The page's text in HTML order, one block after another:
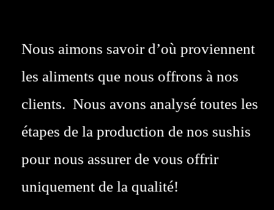
Nous aimons savoir d’où proviennent
les aliments que nous offrons à nos
clients. Nous avons analysé toutes les
étapes de la production de nos sushis
pour nous assurer de vous offrir
uniquement de la qualité!